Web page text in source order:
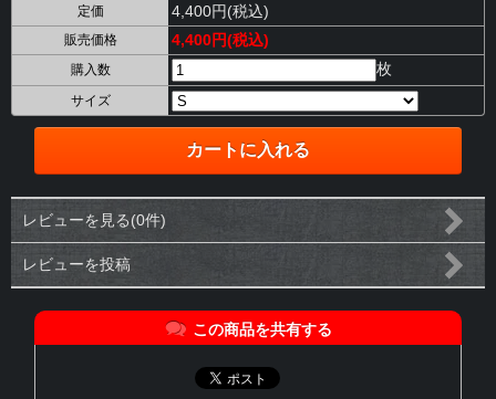
定価 4,400円(税込)
販売価格 4,400円(税込)
購入数 枚
サイズ
レビューを見る(0件)
レビューを投稿
この商品を共有する